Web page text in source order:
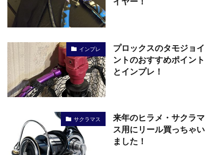
インプレ
プロックスのタモジョイ
ントのおすすめポイント
とインプレ！
サクラマス
来年のヒラメ・サクラマ
ス用にリール買っちゃい
ました！